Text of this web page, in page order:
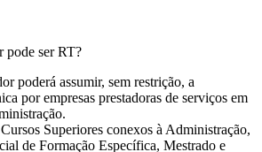
pode ser RT?
poderá assumir, sem restrição, a
por empresas prestadoras de serviços em
Superiores conexos à Administração,
de Formação Específica, Mestrado e